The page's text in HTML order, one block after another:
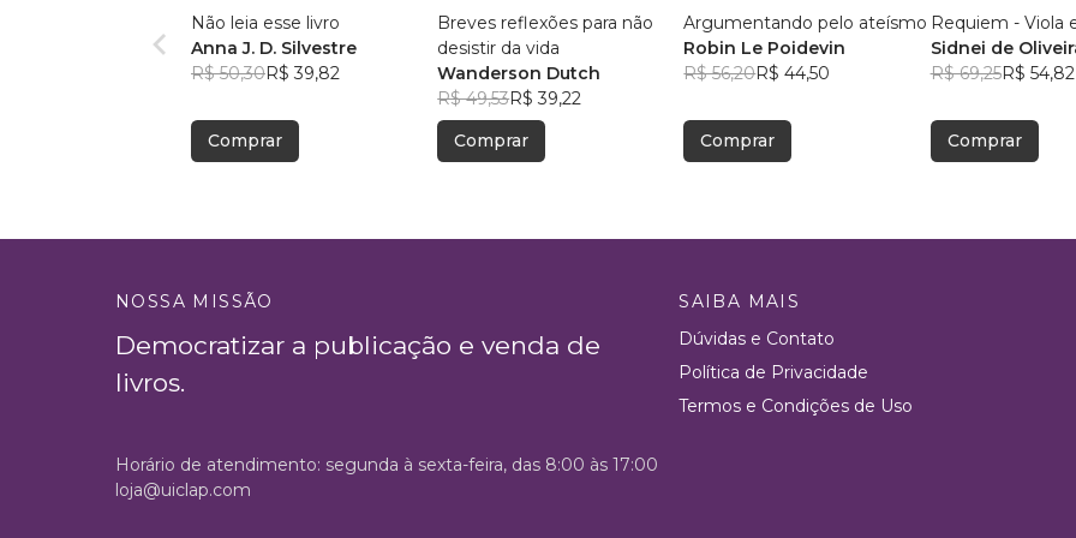
Não leia esse livro
Anna J. D. Silvestre
R$ 50,30R$ 39,82
Comprar
Breves reflexões para não
desistir da vida
Wanderson Dutch
R$ 49,53R$ 39,22
Comprar
Argumentando pelo ateísmo
Robin Le Poidevin
R$ 56,20R$ 44,50
Comprar
Requiem - Viola
Sidnei de
R$ 69,25R$ 54,82
Comprar
NOSSA MISSÃO
Democratizar a publicação e venda de
livros.
SAIBA MAIS
Dúvidas e Contato
Política de Privacidade
Termos e Condições de Uso
Horário de atendimento: segunda à sexta-feira, das 8:00 às 17:00
loja@uiclap.com